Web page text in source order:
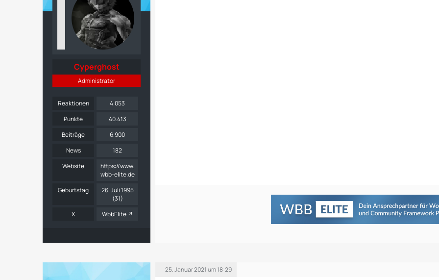
Cyperghost
Administrator
Reaktionen
4.053
Punkte
40.413
Beiträge
6.900
News
182
Website
https://www.
wbb-elite.de
Geburtstag
26. Juli 1995
(31)
X
WbbElite
25. Januar 2021 um 18:29